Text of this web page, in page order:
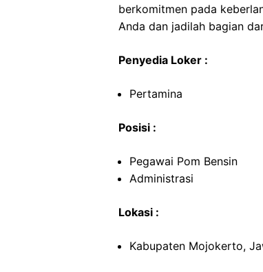
berkomitmen pada
Anda dan jadilah bagian
Penyedia Loker :
Pertamina
Posisi :
Pegawai Pom Bensin
Administrasi
Lokasi :
Kabupaten Mojokerto,